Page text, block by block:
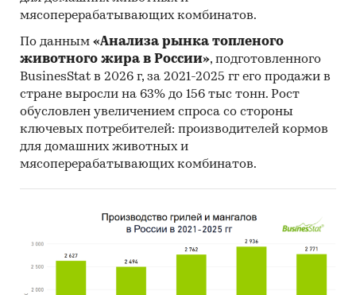
мясоперерабатывающих комбинатов.
По данным «Анализа рынка топленого
животного жира в России», подготовленного
BusinesStat в 2026 г, за 2021-2025 гг его продажи в
стране выросли на 63% до 156 тыс тонн. Рост
обусловлен увеличением спроса со стороны
ключевых потребителей: производителей кормов
для домашних животных и
мясоперерабатывающих комбинатов.